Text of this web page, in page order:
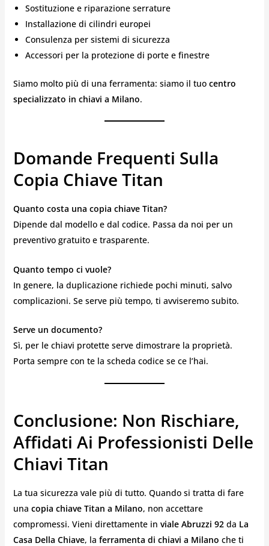
Sostituzione e riparazione serrature
Installazione di cilindri europei
Consulenza per sistemi di sicurezza
Accessori per la protezione di porte e finestre
Siamo molto più di una ferramenta: siamo il tuo centro
specializzato in chiavi a Milano.
Domande Frequenti Sulla
Copia Chiave Titan
Quanto costa una copia chiave Titan?
Dipende dal modello e dal codice. Passa da noi per un
preventivo gratuito e trasparente.
Quanto tempo ci vuole?
In genere, la duplicazione richiede pochi minuti, salvo
complicazioni. Se serve più tempo, ti avviseremo subito.
Serve un documento?
Sì, per le chiavi protette serve dimostrare la proprietà.
Porta sempre con te la scheda codice se ce l’hai.
Conclusione: Non Rischiare,
Affidati Ai Professionisti Delle
Chiavi Titan
La tua sicurezza vale più di tutto. Quando si tratta di fare
una copia chiave Titan a Milano, non accettare
compromessi. Vieni direttamente in viale Abruzzi 92da La
Casa Della Chiave, la ferramenta di chiavi a Milano che ti